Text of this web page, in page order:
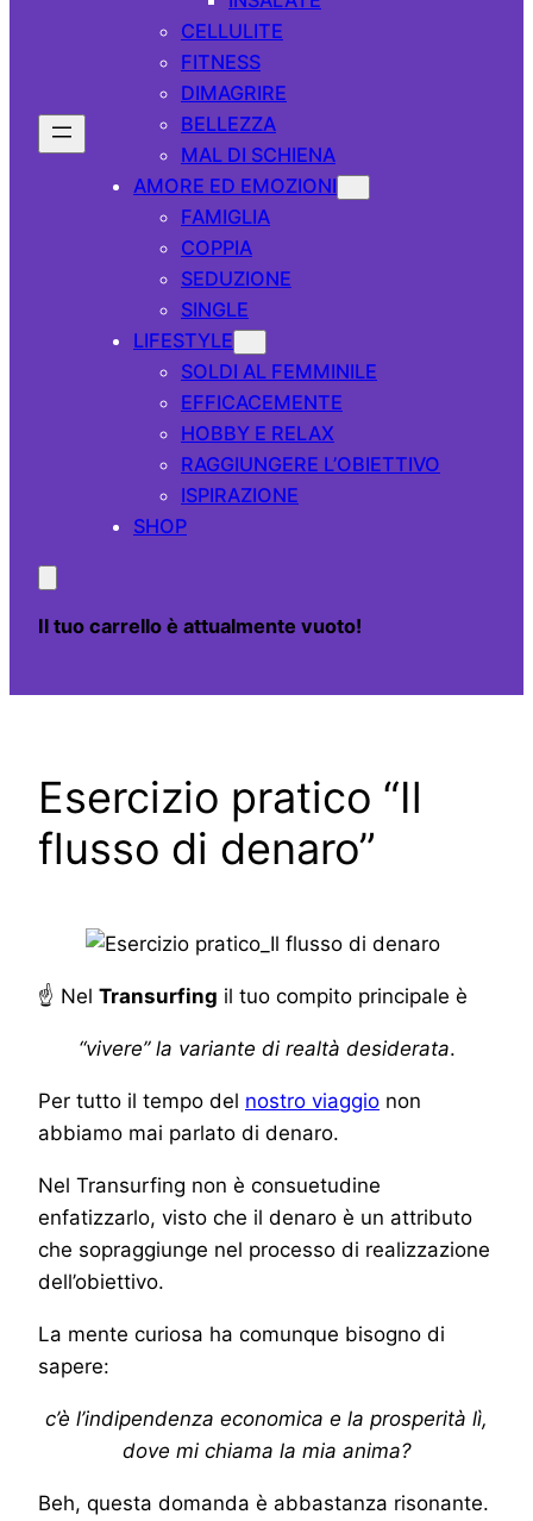
CELLULITE
FITNESS
DIMAGRIRE
BELLEZZA
MAL DI SCHIENA
AMORE ED EMOZIONI
FAMIGLIA
COPPIA
SEDUZIONE
SINGLE
LIFESTYLE
SOLDI AL FEMMINILE
EFFICACEMENTE
HOBBY E RELAX
RAGGIUNGERE L’OBIETTIVO
ISPIRAZIONE
SHOP
Il tuo carrello è attualmente vuoto!
Esercizio pratico “Il
flusso di denaro”
☝ Nel Transurfing il tuo compito principale è
“vivere” la variante di realtà desiderata.
Per tutto il tempo del nostro viaggio non
abbiamo mai parlato di denaro.
Nel Transurfing non è consuetudine
enfatizzarlo, visto che il denaro è un attributo
che sopraggiunge nel processo di realizzazione
dell’obiettivo.
La mente curiosa ha comunque bisogno di
sapere:
c’è l’indipendenza economica e la prosperità lì,
dove mi chiama la mia anima?
Beh, questa domanda è abbastanza risonante.